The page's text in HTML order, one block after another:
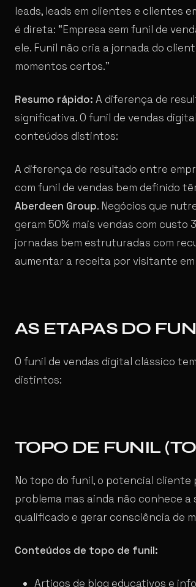
leads, leads em clientes e clientes
é direta: “Empresa sem funil de
ele. Funil não cria a jornada do
momentos certos.”
Resumo rápido: A diferença de
significativa. O funil de vendas
conteúdos distintos:
A diferença de resultado entre
com funil de vendas bem definido
Aberdeen Group. Negócios que
geram 50% mais vendas com custo
jornadas bem estruturadas com
aumentar a receita por visitante em
AS ETAPAS DO
O funil de vendas digital clássico
distintos:
TOPO DE FUNIL
No topo do funil, o potencial cliente
problema mas ainda não conhece
qualificado e gerar consciência de
Conteúdos de topo de funil:
Artigos de blog educativos e